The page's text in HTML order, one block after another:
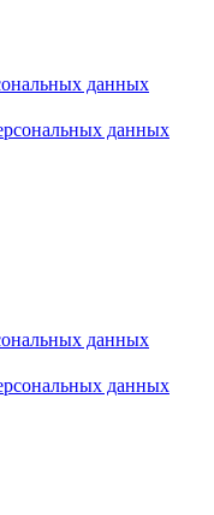
данных
данных
данных
данных